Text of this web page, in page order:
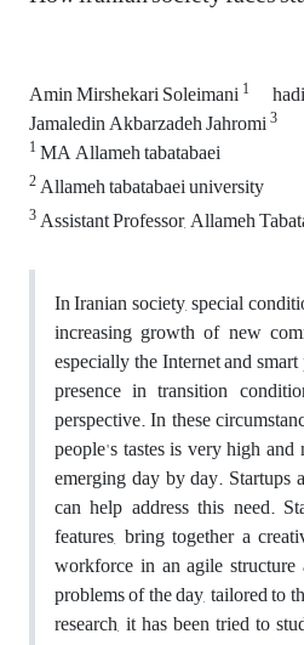
Amin Mirshekari Soleimani1
Jamaledin Akbarzadeh Jahromi3
1MA Allameh tabatabaei
2Allameh tabatabaei university
3Assistant Professor, Allameh
In Iranian society, special
increasing growth of new
especially the Internet and
presence in transition
perspective. In these
people's tastes is very high and
emerging day by day. Startups
can help address this need.
features, bring together a
workforce in an agile
problems of the day, tailored to
research, it has been tried to